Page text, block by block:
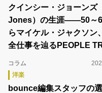
クインシー・ジョーンズ
Jones）の生涯――50～
らマイケル・ジャクソン
全仕事を辿るPEOPLE
コラム
洋楽
bounce編集スタッフの